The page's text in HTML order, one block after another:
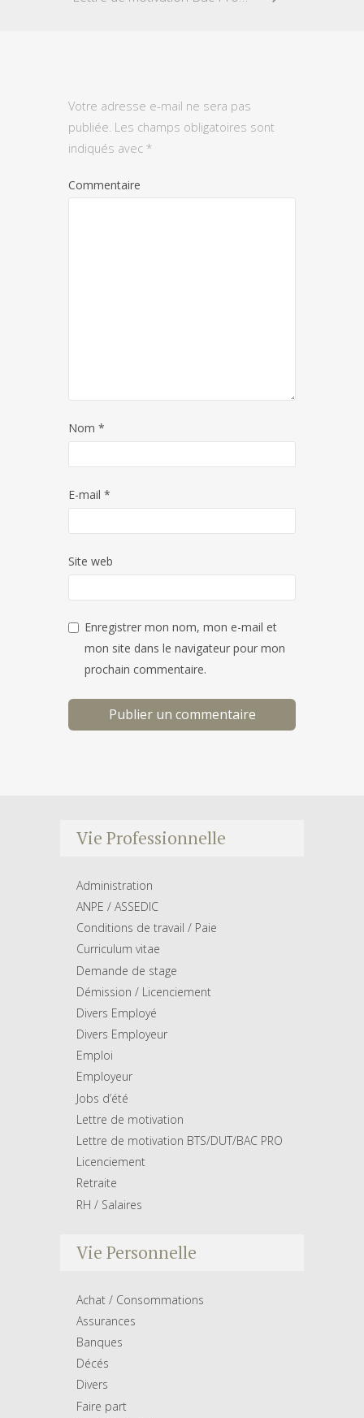
Votre adresse e-mail ne sera pas
publiée. Les champs obligatoires sont
indiqués avec *
Commentaire
Nom *
E-mail *
Site web
Enregistrer mon nom, mon e-mail et
mon site dans le navigateur pour mon
prochain commentaire.
Vie Professionnelle
Administration
ANPE / ASSEDIC
Conditions de travail / Paie
Curriculum vitae
Demande de stage
Démission / Licenciement
Divers Employé
Divers Employeur
Emploi
Employeur
Jobs d’été
Lettre de motivation
Lettre de motivation BTS/DUT/BAC PRO
Licenciement
Retraite
RH / Salaires
Vie Personnelle
Achat / Consommations
Assurances
Banques
Décés
Divers
Faire part